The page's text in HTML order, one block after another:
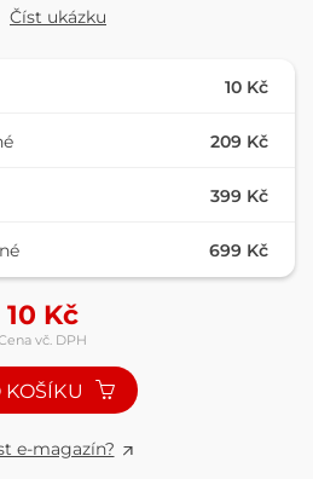
Číst ukázku
10 Kč
209 Kč
399 Kč
699 Kč
10 Kč
vč. DPH
KOŠÍKU
e-magazín?